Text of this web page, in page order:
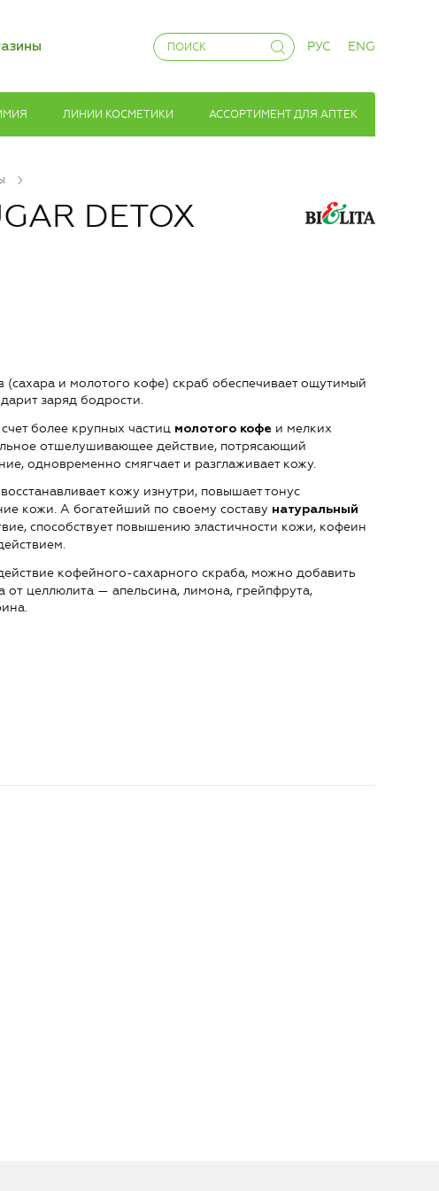
РУС ENG
ЛИНИИ КОСМЕТИКИ АССОРТИМЕНТ ДЛЯ АПТЕК
DETOX
и молотого кофе) скраб обеспечивает ощутимый
заряд бодрости.
более крупных частиц молотого кофе и мелких
отшелушивающее действие, потрясающий
одновременно смягчает и разглаживает кожу.
кожу изнутри, повышает тонус
кожи. А богатейший по своему составу натуральный
способствует повышению эластичности кожи, кофеин
кофейного-сахарного скраба, можно добавить
от целлюлита — апельсина, лимона, грейпфрута,